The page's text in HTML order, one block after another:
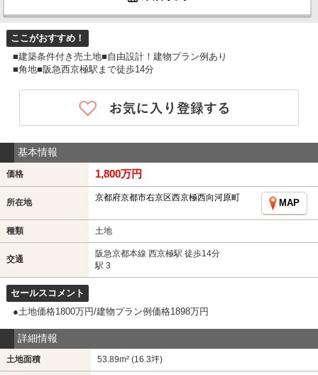
ここがおすすめ！
■建築条件付き売土地■自由設計！建物プラン例あり
■角地■阪急西京極駅まで徒歩14分
基本情報
価格 1,800万円
所在地 京都府京都市右京区西京極西向河原町
MAP
種類 土地
交通
阪急京都本線 西京極駅 徒歩14分
駅 3
セールスコメント
●土地価格1800万円/建物プラン例価格1898万円
詳細情報
土地面積 53.89m² (16.3坪)